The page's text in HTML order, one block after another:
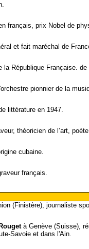
français, prix Nobel de
et fait maréchal de
la République Française. de
pionnier de la
littérature en 1947.
théoricien de l’art,
cubaine.
français.
(Finistère), journaliste
à Genève (Suisse),
Savoie et dans l'Ain.